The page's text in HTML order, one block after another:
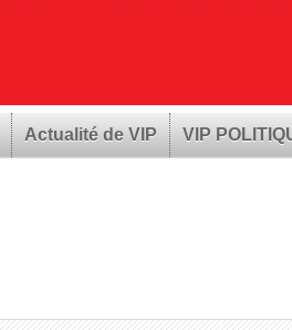
Actualité de VIP VIP